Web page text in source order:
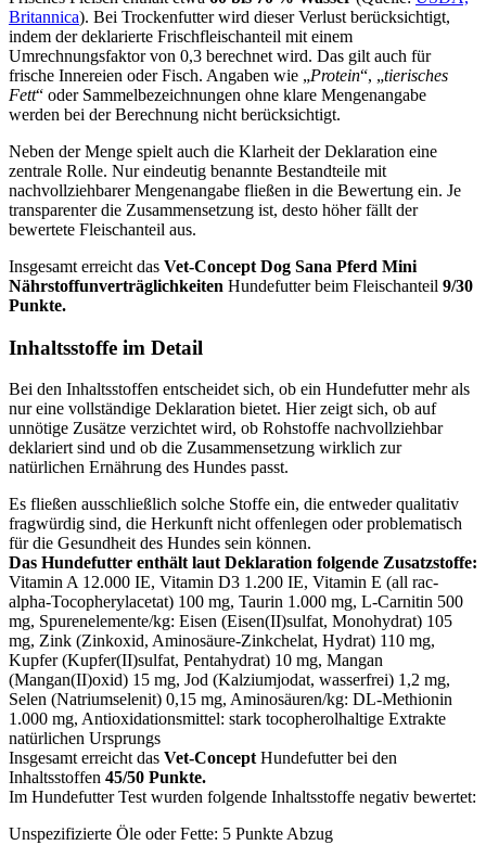
Britannica). Bei Trockenfutter wird dieser Verlust berücksichtigt,
indem der deklarierte Frischfleischanteil mit einem
Umrechnungsfaktor von 0,3 berechnet wird. Das gilt auch für
frische Innereien oder Fisch. Angaben wie „Protein“, „tierisches
Fett“ oder Sammelbezeichnungen ohne klare Mengenangabe
werden bei der Berechnung nicht berücksichtigt.
Neben der Menge spielt auch die Klarheit der Deklaration eine
zentrale Rolle. Nur eindeutig benannte Bestandteile mit
nachvollziehbarer Mengenangabe fließen in die Bewertung ein. Je
transparenter die Zusammensetzung ist, desto höher fällt der
bewertete Fleischanteil aus.
Insgesamt erreicht das Vet-Concept Dog Sana Pferd Mini
Nährstoffunverträglichkeiten Hundefutter beim Fleischanteil 9/30
Punkte.
Inhaltsstoffe im Detail
Bei den Inhaltsstoffen entscheidet sich, ob ein Hundefutter mehr als
nur eine vollständige Deklaration bietet. Hier zeigt sich, ob auf
unnötige Zusätze verzichtet wird, ob Rohstoffe nachvollziehbar
deklariert sind und ob die Zusammensetzung wirklich zur
natürlichen Ernährung des Hundes passt.
Es fließen ausschließlich solche Stoffe ein, die entweder qualitativ
fragwürdig sind, die Herkunft nicht offenlegen oder problematisch
für die Gesundheit des Hundes sein können.
Das Hundefutter enthält laut Deklaration folgende Zusatzstoffe:
Vitamin A 12.000 IE, Vitamin D3 1.200 IE, Vitamin E (all rac-
alpha-Tocopherylacetat) 100 mg, Taurin 1.000 mg, L-Carnitin 500
mg, Spurenelemente/kg: Eisen (Eisen(II)sulfat, Monohydrat) 105
mg, Zink (Zinkoxid, Aminosäure-Zinkchelat, Hydrat) 110 mg,
Kupfer (Kupfer(II)sulfat, Pentahydrat) 10 mg, Mangan
(Mangan(II)oxid) 15 mg, Jod (Kalziumjodat, wasserfrei) 1,2 mg,
Selen (Natriumselenit) 0,15 mg, Aminosäuren/kg: DL-Methionin
1.000 mg, Antioxidationsmittel: stark tocopherolhaltige Extrakte
natürlichen Ursprungs
Insgesamt erreicht das Vet-Concept Hundefutter bei den
Inhaltsstoffen 45/50 Punkte.
Im Hundefutter Test wurden folgende Inhaltsstoffe negativ bewertet:
Unspezifizierte Öle oder Fette: 5 Punkte Abzug